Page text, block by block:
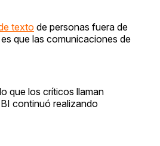
texto de personas fuera de
que las comunicaciones de
que los críticos llaman
continuó realizando